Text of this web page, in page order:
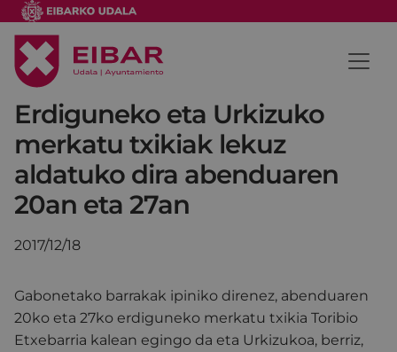
Erdiguneko eta Urkizuko
merkatu txikiak lekuz
aldatuko dira abenduaren
20an eta 27an
2017/12/18
Gabonetako barrakak ipiniko direnez, abenduaren
20ko eta 27ko erdiguneko merkatu txikia Toribio
Etxebarria kalean egingo da eta Urkizukoa, berriz,